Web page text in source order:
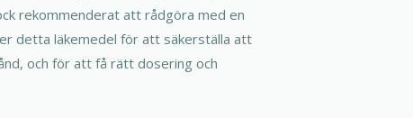
rekommenderat att rådgöra med en
detta läkemedel för att säkerställa att
och för att få rätt dosering och